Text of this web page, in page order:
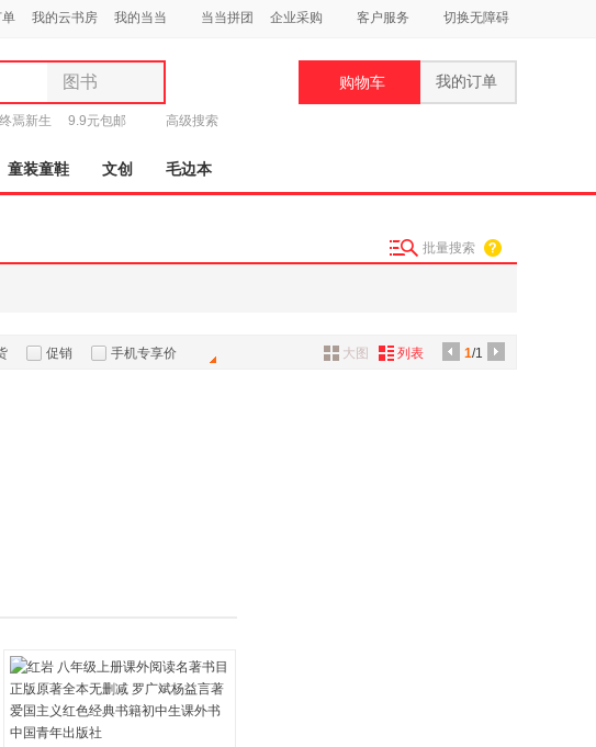
我的云书房 我的当当 当当拼团 企业采购 客户服务 切换无障碍
图书
全部分类
图书
电子书
孕婴服饰
数码影音
电脑办公
大家电
焉新生 9.9元包邮 高级搜索
购物车 我的订单
童装童鞋 文创 毛边本
批量搜索
促销 手机专享价 1/1
大图 列表